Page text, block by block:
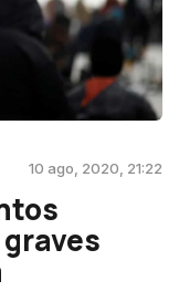
10 ago, 2020, 21:22